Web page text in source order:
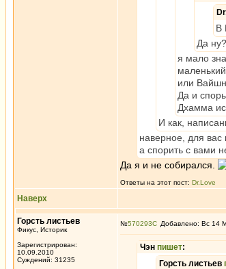
В
Да ну?
я мало
или
Да и
Дхамма
И как,
наверное, для вас
а спорить с вами
Да я и не собирался.
Ответы на этот пост: Dr.Love
Наверх
Горсть листьев
Фикус, Историк
Зарегистрирован:
10.09.2010
Суждений: 31235
№570293 Добавлено: Вс 14
Чэн пишет:
Горсть листьев